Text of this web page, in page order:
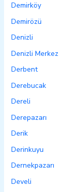
Demirköy
Demirözü
Denizli
Denizli Merkez
Derbent
Derebucak
Dereli
Derepazarı
Derik
Derinkuyu
Dernekpazarı
Develi